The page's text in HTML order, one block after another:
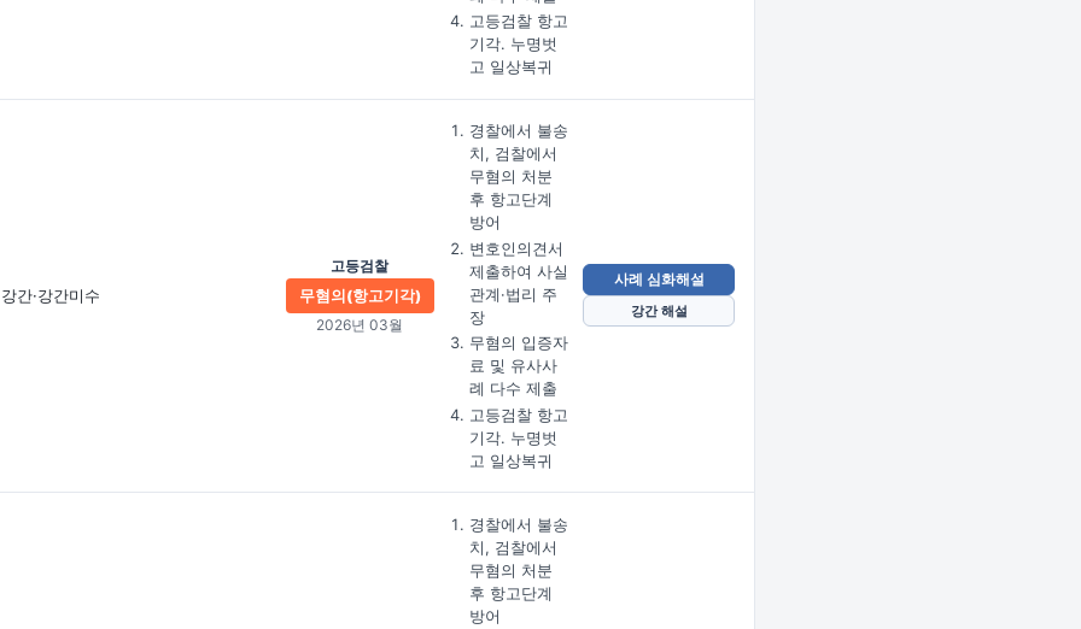
고등검찰 항고
기각. 누명벗
고 일상복귀
강간·강간미수
고등검찰
무혐의(항고기각)
2026년 03월
경찰에서 불송
치, 검찰에서
무혐의 처분
후 항고단계
방어
변호인의견서
제출하여 사실
관계·법리 주
장
무혐의 입증자
료 및 유사사
례 다수 제출
고등검찰 항고
기각. 누명벗
고 일상복귀
사례 심화해설
강간 해설
경찰에서 불송
치, 검찰에서
무혐의 처분
후 항고단계
방어